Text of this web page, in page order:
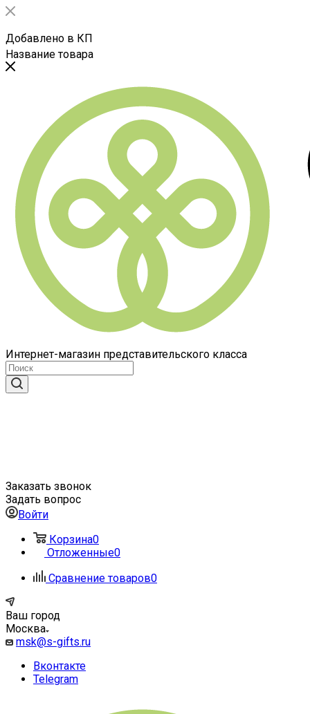
Добавлено в КП
Название товара
Интернет-магазин представительского класса
Заказать звонок
Задать вопрос
Войти
Корзина0
Отложенные0
Сравнение товаров0
Ваш город
Москва
msk@s-gifts.ru
Вконтакте
Telegram